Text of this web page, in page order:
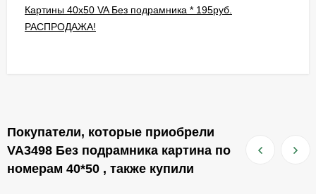
Картины 40х50 VA Без подрамника * 195руб.
РАСПРОДАЖА!
Покупатели, которые приобрели
VA3498 Без подрамника картина по
номерам 40*50 , также купили